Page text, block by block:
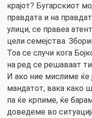
крајот? Бугарскиот
правдата и на
улици, се правеа
цели семејства.
Тоа се случи кога
на ред се решаваат
И ако ние мислиме ќе
мандатот, вака како
па ќе крпиме, ќе
доведеме во